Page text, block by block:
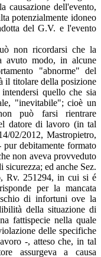
causazione dell'evento,
potenzialmente idoneo
del G.V. e l'evento
non ricordarsi che la
avuto modo, in alcune
"abnorme" del
il titolare della posizione
quello che sia
"inevitabile"; cioè un
può farsi rientrare
datore di lavoro (in tal
02/2012, Mastropietro,
debitamente formato
non aveva provveduto
ed anche Sez.
Rv. 251294, in cui si é
per la mancata
di infortuni ove la
della situazione di
fattispecie nella quale
delle specifiche
-, atteso che, in tal
assurgeva a causa